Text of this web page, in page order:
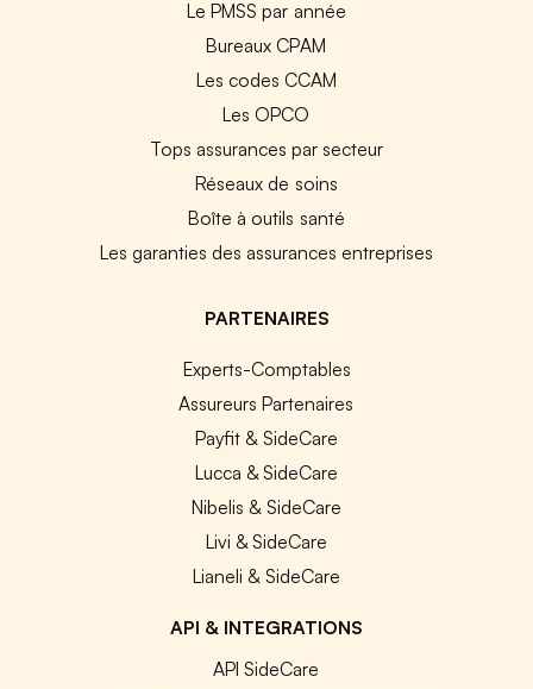
Le PMSS par année
Bureaux CPAM
Les codes CCAM
Les OPCO
Tops assurances par secteur
Réseaux de soins
Boîte à outils santé
Les garanties des assurances entreprises
PARTENAIRES
Experts-Comptables
Assureurs Partenaires
Payfit & SideCare
Lucca & SideCare
Nibelis & SideCare
Livi & SideCare
Lianeli & SideCare
API & INTEGRATIONS
API SideCare